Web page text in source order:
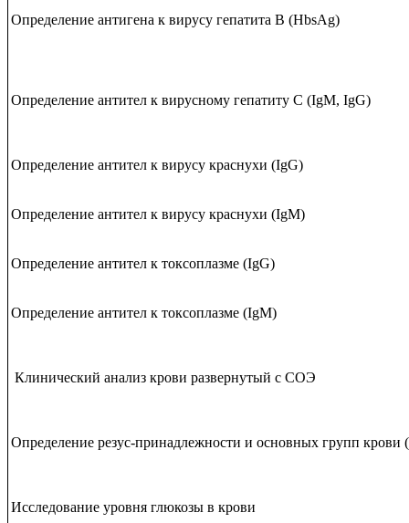
Определение антигена к вирусу гепатита B (HbsAg)
Определение антител к вирусному гепатиту C (IgM, IgG)
Определение антител к вирусу краснухи (IgG)
Определение антител к вирусу краснухи (IgМ)
Определение антител к токсоплазме (IgG)
Определение антител к токсоплазме (IgМ)
Клинический анализ крови развернутый с СОЭ
Определение резус-принадлежности и основных групп крови
Исследование уровня глюкозы в крови